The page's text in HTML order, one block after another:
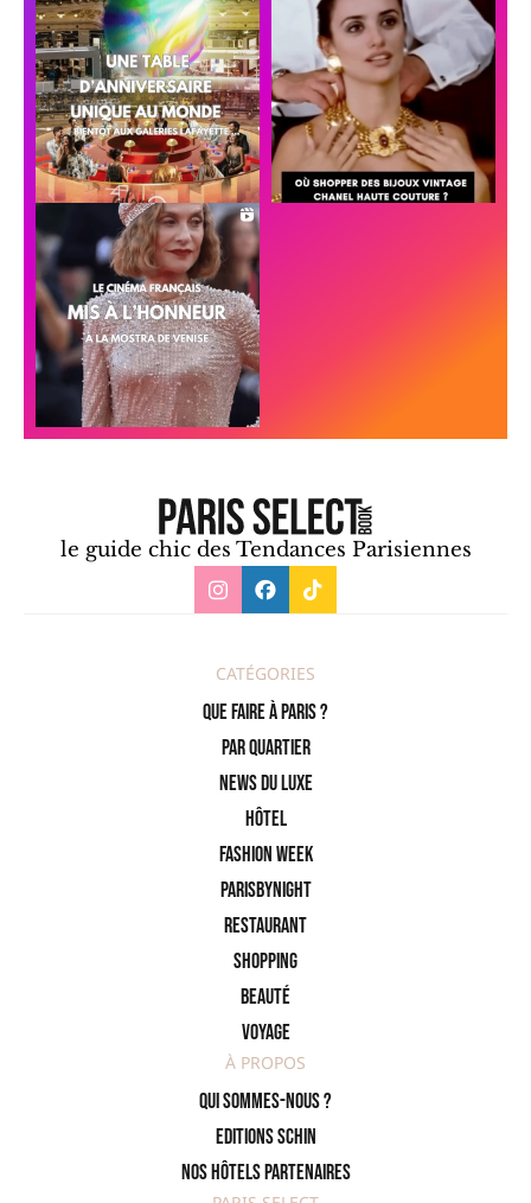
le guide chic des Tendances Parisiennes
CATÉGORIES
Que faire à Paris ?
PAR QUARTIER
News du Luxe
Hôtel
Fashion Week
ParisByNight
Restaurant
Shopping
Beauté
Voyage
À PROPOS
Qui sommes-nous ?
Editions SCHIN
Nos hôtels partenaires